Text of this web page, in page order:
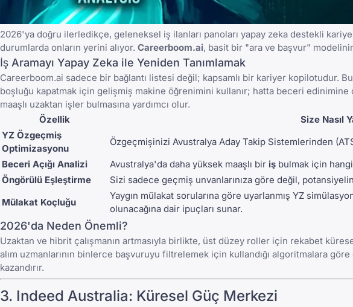
2026'ya doğru ilerledikçe, geleneksel iş ilanları panoları yapay zeka destekli
durumlarda onların yerini alıyor. Careerboom.ai, basit bir "ara ve başvur"
İş Aramayı Yapay Zeka ile Yeniden Tanımlamak
Careerboom.ai sadece bir bağlantı listesi değil; kapsamlı bir kariyer kopilotudur.
boşluğu kapatmak için gelişmiş makine öğrenimini kullanır; hatta beceri edinimine
maaşlı uzaktan işler bulmasına yardımcı olur.
Özellik
Size Nasıl
YZ Özgeçmiş
Optimizasyonu
Özgeçmişinizi Avustralya Aday Takip Sistemlerinden
Beceri Açığı Analizi
Avustralya'da daha yüksek maaşlı bir iş bulmak için
Öngörülü Eşleştirme
Sizi sadece geçmiş unvanlarınıza göre değil,
Mülakat Koçluğu
Yaygın mülakat sorularına göre uyarlanmış YZ
olunacağına dair ipuçları sunar.
2026'da Neden Önemli?
Uzaktan ve hibrit çalışmanın artmasıyla birlikte, üst düzey roller için rekabet
alım uzmanlarının binlerce başvuruyu filtrelemek için kullandığı algoritmalara
kazandırır.
3. Indeed Australia: Küresel Güç Merkezi